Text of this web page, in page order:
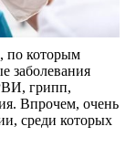
по которым
заболевания
грипп,
Впрочем, очень
среди которых